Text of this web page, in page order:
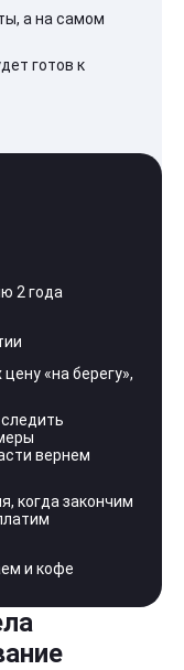
а на самом
готов к
2 года
«на берегу»,
вернем
когда закончим
и кофе